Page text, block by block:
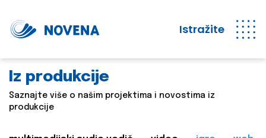
Istražite
Iz produkcije
Saznajte više o našim projektima i novostima iz
produkcije